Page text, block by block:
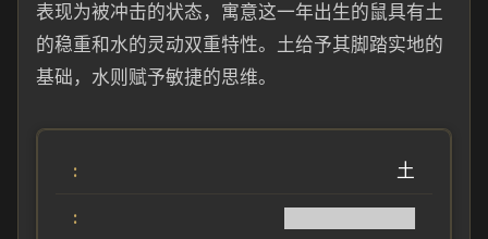
表现为被冲击的状态，寓意这一年出生的鼠具有土
的稳重和水的灵动双重特性。土给予其脚踏实地的
基础，水则赋予敏捷的思维。
土